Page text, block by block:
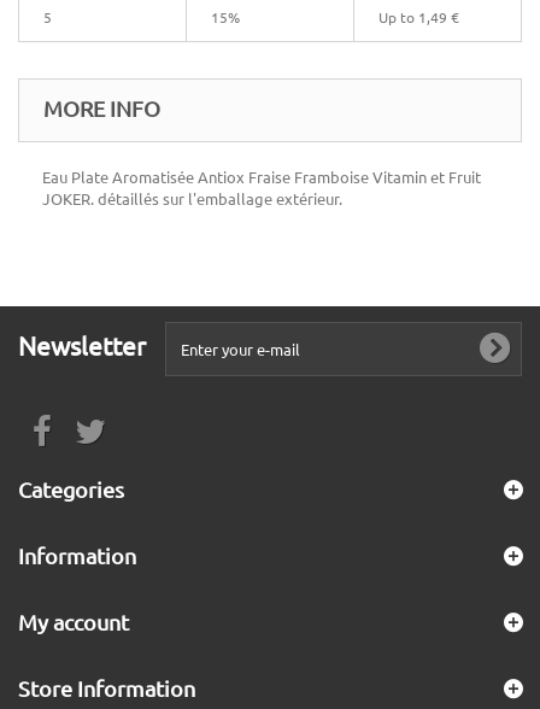
5 15% Up to 1,49 €
MORE INFO
Eau Plate Aromatisée Antiox Fraise Framboise Vitamin et Fruit
JOKER. détaillés sur l'emballage extérieur.
Newsletter
Categories
Information
My account
Store Information